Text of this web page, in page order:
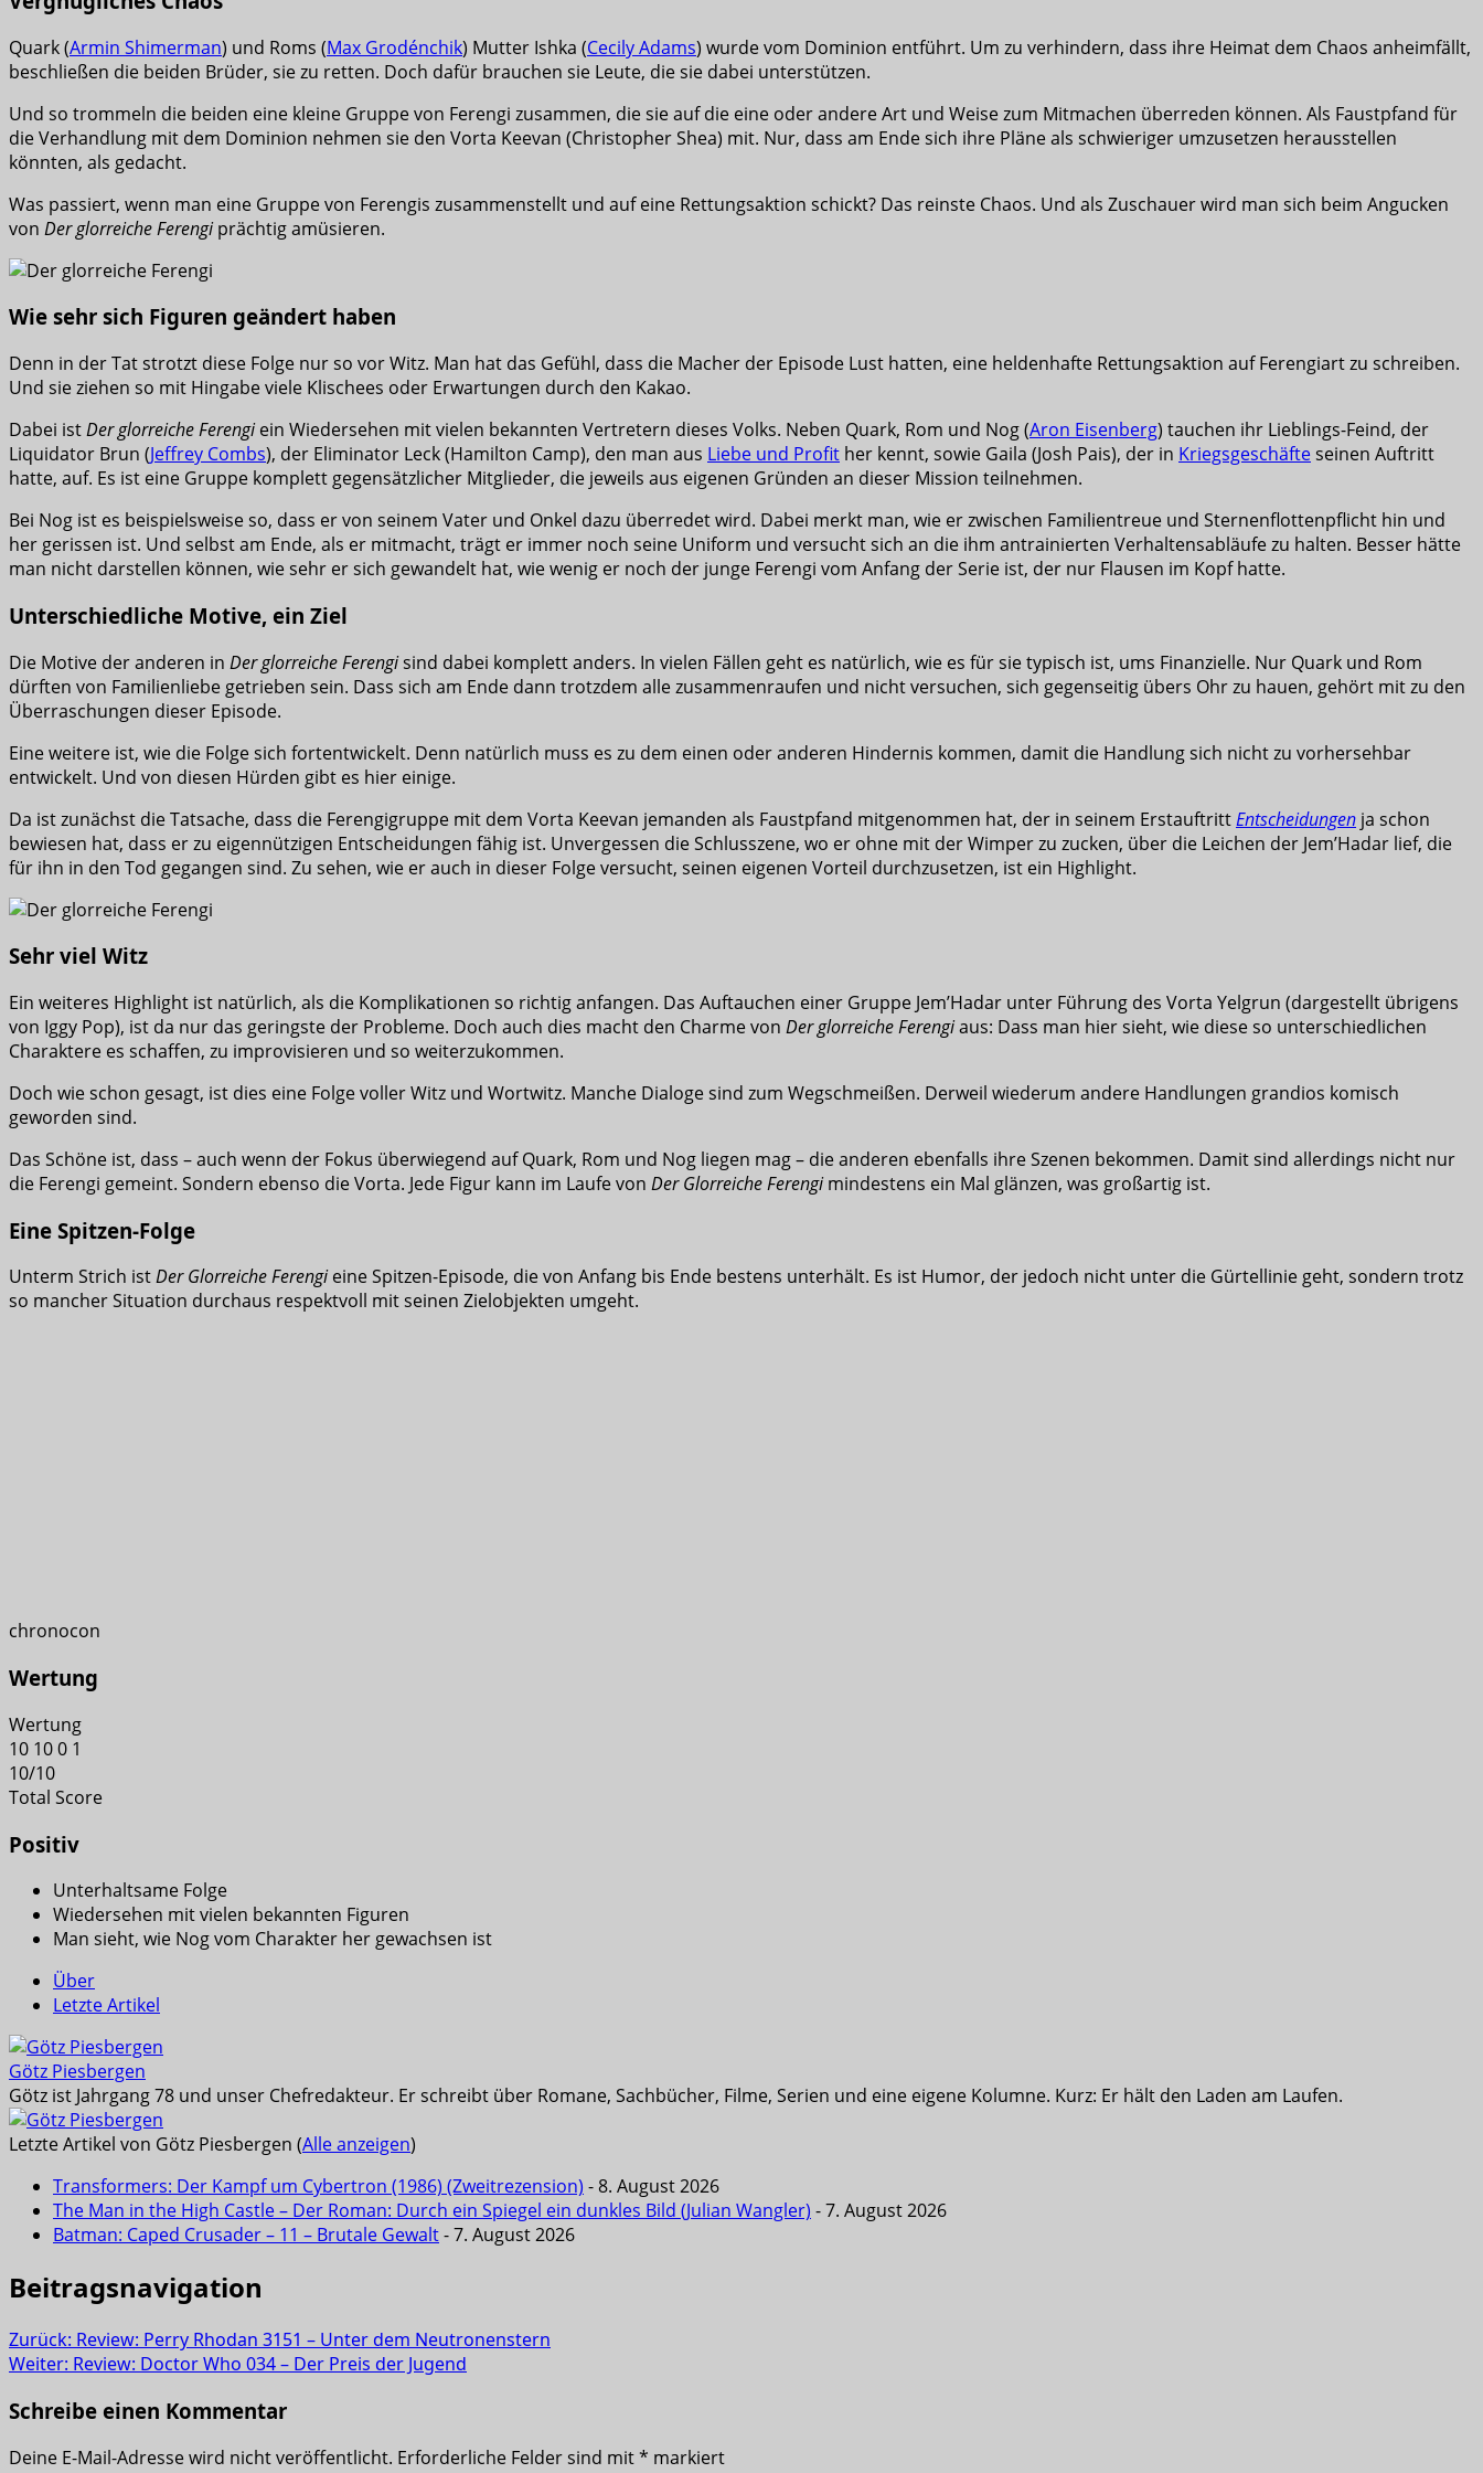
Quark (Armin Shimerman) und Roms (Max Grodénchik) Mutter Ishka (Cecily Adams) wurde vom Dominion entführt. Um zu verhindern, dass ihre Heimat dem Chaos anheimfällt,
beschließen die beiden Brüder, sie zu retten. Doch dafür brauchen sie Leute, die sie dabei unterstützen.
Und so trommeln die beiden eine kleine Gruppe von Ferengi zusammen, die sie auf die eine oder andere Art und Weise zum Mitmachen überreden können. Als Faustpfand für
die Verhandlung mit dem Dominion nehmen sie den Vorta Keevan (Christopher Shea) mit. Nur, dass am Ende sich ihre Pläne als schwieriger umzusetzen herausstellen
könnten, als gedacht.
Was passiert, wenn man eine Gruppe von Ferengis zusammenstellt und auf eine Rettungsaktion schickt? Das reinste Chaos. Und als Zuschauer wird man sich beim Angucken
von Der glorreiche Ferengiprächtig amüsieren.
Wie sehr sich Figuren geändert haben
Denn in der Tat strotzt diese Folge nur so vor Witz. Man hat das Gefühl, dass die Macher der Episode Lust hatten, eine heldenhafte Rettungsaktion auf Ferengiart zu schreiben.
Und sie ziehen so mit Hingabe viele Klischees oder Erwartungen durch den Kakao.
Dabei istDer glorreiche Ferengiein Wiedersehen mit vielen bekannten Vertretern dieses Volks. Neben Quark, Rom und Nog (Aron Eisenberg) tauchen ihr Lieblings-Feind, der
Liquidator Brun (Jeffrey Combs), der Eliminator Leck (Hamilton Camp), den man aus Liebe und Profit her kennt, sowie Gaila (Josh Pais), der in Kriegsgeschäfteseinen Auftritt
hatte, auf. Es ist eine Gruppe komplett gegensätzlicher Mitglieder, die jeweils aus eigenen Gründen an dieser Mission teilnehmen.
Bei Nog ist es beispielsweise so, dass er von seinem Vater und Onkel dazu überredet wird. Dabei merkt man, wie er zwischen Familientreue und Sternenflottenpflicht hin und
her gerissen ist. Und selbst am Ende, als er mitmacht, trägt er immer noch seine Uniform und versucht sich an die ihm antrainierten Verhaltensabläufe zu halten. Besser hätte
man nicht darstellen können, wie sehr er sich gewandelt hat, wie wenig er noch der junge Ferengi vom Anfang der Serie ist, der nur Flausen im Kopf hatte.
Unterschiedliche Motive, ein Ziel
Die Motive der anderen in Der glorreiche Ferengisind dabei komplett anders. In vielen Fällen geht es natürlich, wie es für sie typisch ist, ums Finanzielle. Nur Quark und Rom
dürften von Familienliebe getrieben sein. Dass sich am Ende dann trotzdem alle zusammenraufen und nicht versuchen, sich gegenseitig übers Ohr zu hauen, gehört mit zu den
Überraschungen dieser Episode.
Eine weitere ist, wie die Folge sich fortentwickelt. Denn natürlich muss es zu dem einen oder anderen Hindernis kommen, damit die Handlung sich nicht zu vorhersehbar
entwickelt. Und von diesen Hürden gibt es hier einige.
Da ist zunächst die Tatsache, dass die Ferengigruppe mit dem Vorta Keevan jemanden als Faustpfand mitgenommen hat, der in seinem ErstauftrittEntscheidungen ja schon
bewiesen hat, dass er zu eigennützigen Entscheidungen fähig ist. Unvergessen die Schlusszene, wo er ohne mit der Wimper zu zucken, über die Leichen der Jem’Hadar lief, die
für ihn in den Tod gegangen sind. Zu sehen, wie er auch in dieser Folge versucht, seinen eigenen Vorteil durchzusetzen, ist ein Highlight.
Sehr viel Witz
Ein weiteres Highlight ist natürlich, als die Komplikationen so richtig anfangen. Das Auftauchen einer Gruppe Jem’Hadar unter Führung des Vorta Yelgrun (dargestellt übrigens
von Iggy Pop), ist da nur das geringste der Probleme. Doch auch dies macht den Charme von Der glorreiche Ferengiaus: Dass man hier sieht, wie diese so unterschiedlichen
Charaktere es schaffen, zu improvisieren und so weiterzukommen.
Doch wie schon gesagt, ist dies eine Folge voller Witz und Wortwitz. Manche Dialoge sind zum Wegschmeißen. Derweil wiederum andere Handlungen grandios komisch
geworden sind.
Das Schöne ist, dass – auch wenn der Fokus überwiegend auf Quark, Rom und Nog liegen mag – die anderen ebenfalls ihre Szenen bekommen. Damit sind allerdings nicht nur
die Ferengi gemeint. Sondern ebenso die Vorta. Jede Figur kann im Laufe von Der Glorreiche Ferengimindestens ein Mal glänzen, was großartig ist.
Eine Spitzen-Folge
Unterm Strich istDer Glorreiche Ferengieine Spitzen-Episode, die von Anfang bis Ende bestens unterhält. Es ist Humor, der jedoch nicht unter die Gürtellinie geht, sondern trotz
so mancher Situation durchaus respektvoll mit seinen Zielobjekten umgeht.
chronocon
Wertung
Wertung
10 100 1
10/10
Total Score
Positiv
Unterhaltsame Folge
Wiedersehen mit vielen bekannten Figuren
Man sieht, wie Nog vom Charakter her gewachsen ist
Über
Letzte Artikel
Götz Piesbergen
Götz ist Jahrgang 78 und unser Chefredakteur. Er schreibt über Romane, Sachbücher, Filme, Serien und eine eigene Kolumne. Kurz: Er hält den Laden am Laufen.
Letzte Artikel von Götz Piesbergen (Alle anzeigen)
Transformers: Der Kampf um Cybertron (1986) (Zweitrezension) - 8. August 2026
The Man in the High Castle – Der Roman: Durch ein Spiegel ein dunkles Bild (Julian Wangler) - 7. August 2026
Batman: Caped Crusader – 11 – Brutale Gewalt- 7. August 2026
Beitragsnavigation
Zurück: Review: Perry Rhodan 3151 – Unter dem Neutronenstern
Weiter: Review: Doctor Who 034 – Der Preis der Jugend
Schreibe einen Kommentar
Deine E-Mail-Adresse wird nicht veröffentlicht. Erforderliche Felder sind mit* markiert